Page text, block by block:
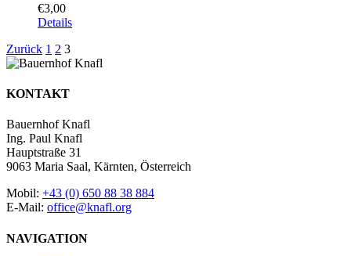
€3,00
Details
Zurück 1 2 3
KONTAKT
Bauernhof Knafl
Ing. Paul Knafl
Hauptstraße 31
9063 Maria Saal, Kärnten, Österreich
Mobil: +43 (0) 650 88 38 884
E-Mail: office@knafl.org
NAVIGATION